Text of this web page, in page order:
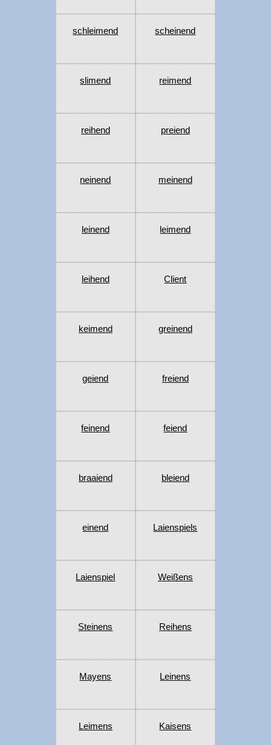
schleimend scheinend
slimend reimend
reihend preiend
neinend meinend
leinend leimend
leihend Client
keimend greinend
geiend freiend
feinend feiend
braaiend bleiend
einend Laienspiels
Laienspiel Weißens
Steinens Reihens
Mayens Leinens
Leimens Kaisens